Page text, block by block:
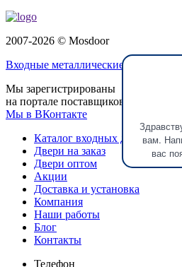
вам.
вас
2007-2026 © Mosdoor
Входные металлические двери
Мы зарегистрированы
на портале поставщиков
Мы в ВКонтакте
Каталог входных дверей
Двери на заказ
Двери оптом
Акции
Доставка и установка
Компания
Наши работы
Блог
Контакты
Телефон